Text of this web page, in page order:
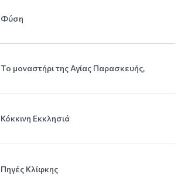
Φύση
Tο μοναστήρι της Αγίας Παρασκευής,
Κόκκινη Εκκλησιά
Πηγές Κλίφκης